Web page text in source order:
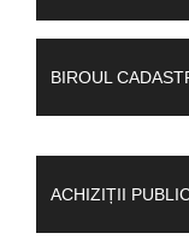
BIROUL
ACHIZIȚII